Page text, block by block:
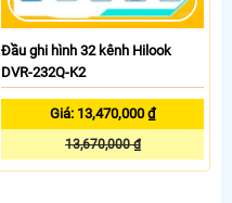
Đầu ghi hình 32 kênh Hilook
DVR-232Q-K2
Giá: 13,470,000 ₫
13,670,000 ₫